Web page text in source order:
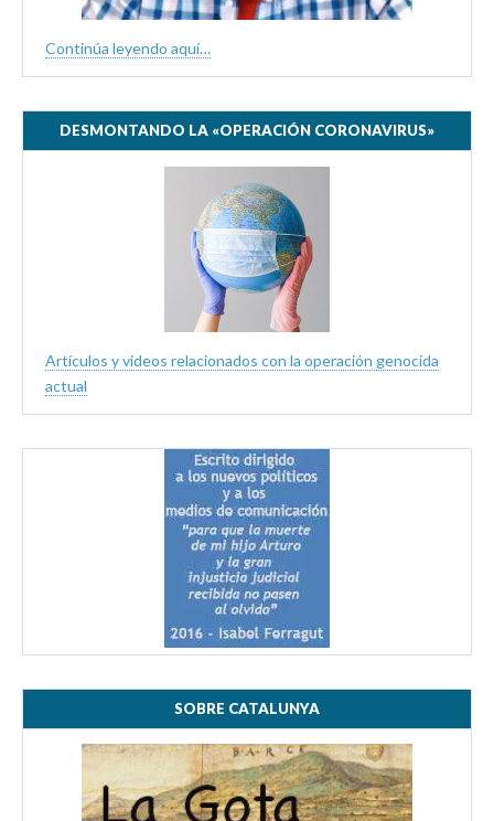
Continúa leyendo aquí…
DESMONTANDO LA «OPERACIÓN CORONAVIRUS»
Artículos y videos relacionados con la operación genocida
actual
SOBRE CATALUNYA